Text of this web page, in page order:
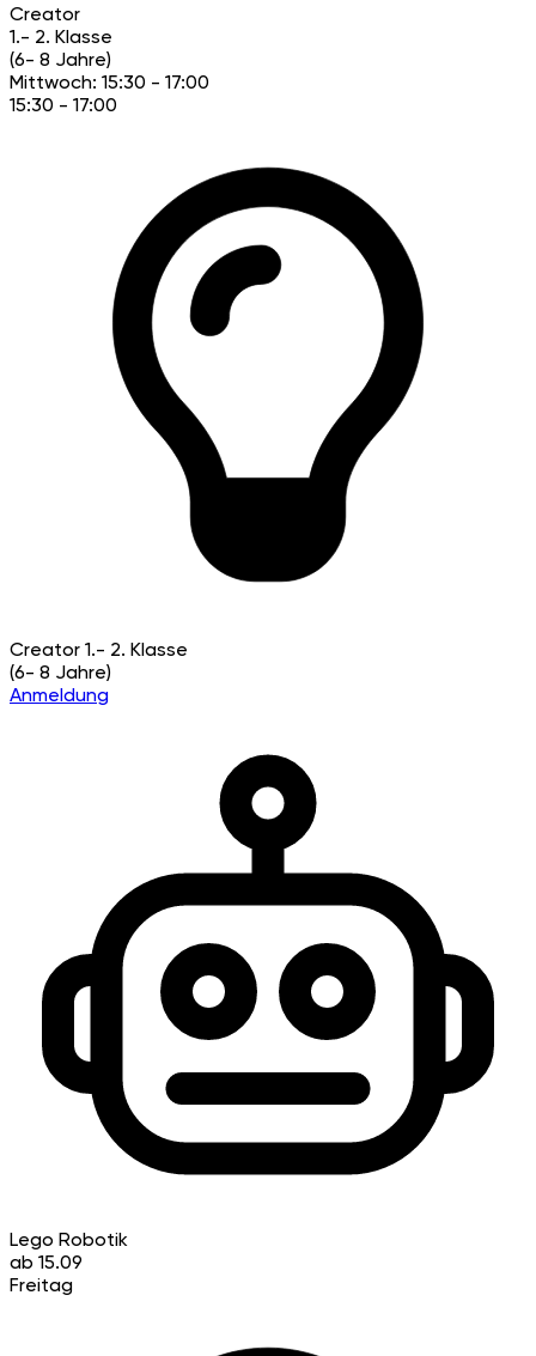
Creator
1.- 2. Klasse
(6- 8 Jahre)
Mittwoch: 15:30 - 17:00
15:30 - 17:00
Creator 1.- 2. Klasse
(6- 8 Jahre)
Anmeldung
Lego Robotik
ab 15.09
Freitag